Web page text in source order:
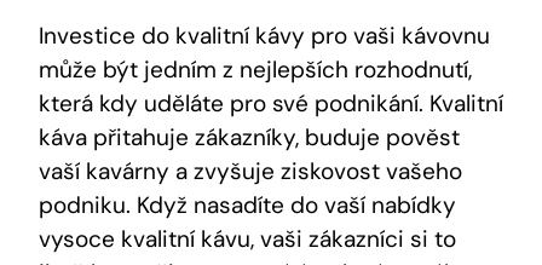
Investice do kvalitní kávy pro vaši kávovnu
může být jedním z nejlepších rozhodnutí,
která kdy uděláte pro své podnikání. Kvalitní
káva přitahuje zákazníky, buduje pověst
vaší kavárny a zvyšuje ziskovost vašeho
podniku. Když nasadíte do vaší nabídky
vysoce kvalitní kávu, vaši zákazníci si to